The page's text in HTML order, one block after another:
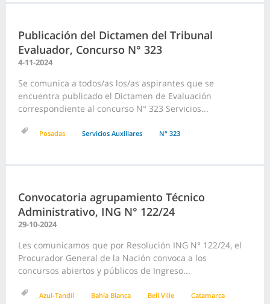
Publicación del Dictamen del Tribunal
Evaluador, Concurso N° 323
4-11-2024
Se comunica a todos/as los/as aspirantes que se
encuentra publicado el Dictamen de Evaluación
correspondiente al concurso N° 323 Servicios...
Posadas Servicios Auxiliares N° 323
Convocatoria agrupamiento Técnico
Administrativo, ING N° 122/24
29-10-2024
Les comunicamos que por Resolución ING N° 122/24, el
Procurador General de la Nación convoca a los
concursos abiertos y públicos de Ingreso...
Azul-Tandil Bahía Blanca Bell Ville Catamarca